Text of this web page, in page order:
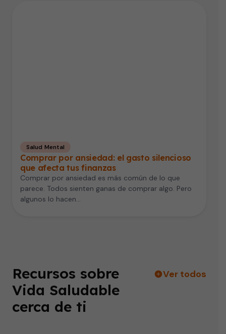
Salud Mental
Comprar por ansiedad: el gasto silencioso
que afecta tus finanzas
Comprar por ansiedad es más común de lo que
parece. Todos sienten ganas de comprar algo. Pero
algunos lo hacen…
Recursos sobre
Vida Saludable
cerca de ti
Ver todos